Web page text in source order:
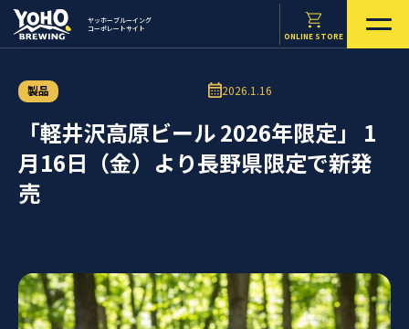
ヤッホーブルーイング
コーポレートサイト
ONLINE STORE
製品 2026.1.16
「軽井沢高原ビール 2026年限定」 1
月16日（金）より長野県限定で新発
売